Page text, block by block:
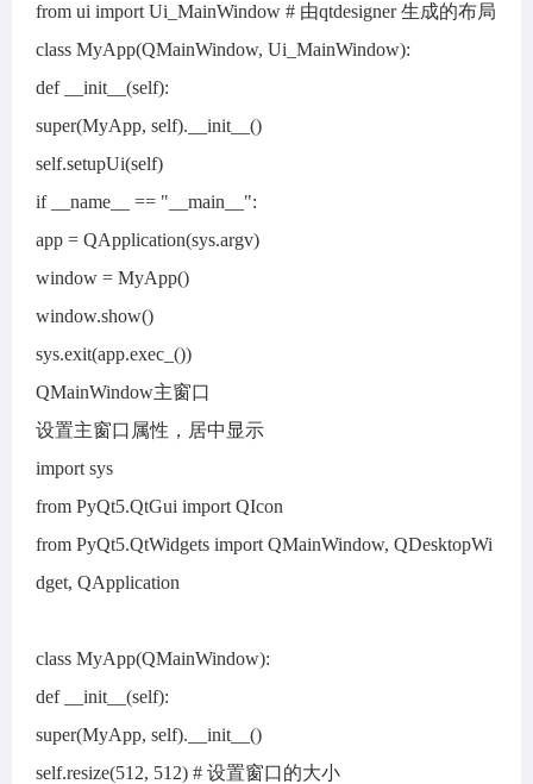
from ui import Ui_MainWindow # 由qtdesigner 生成的布局
class MyApp(QMainWindow, Ui_MainWindow):
def __init__(self):
super(MyApp, self).__init__()
self.setupUi(self)
if __name__ == "__main__":
app = QApplication(sys.argv)
window = MyApp()
window.show()
sys.exit(app.exec_())
QMainWindow主窗口
设置主窗口属性，居中显示
import sys
from PyQt5.QtGui import QIcon
from PyQt5.QtWidgets import QMainWindow, QDesktopWi
dget, QApplication
class MyApp(QMainWindow):
def __init__(self):
super(MyApp, self).__init__()
self.resize(512, 512) # 设置窗口的大小